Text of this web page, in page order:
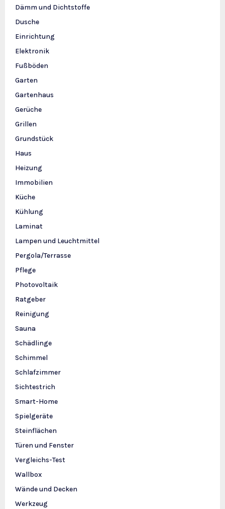
Dämm und Dichtstoffe
Dusche
Einrichtung
Elektronik
Fußböden
Garten
Gartenhaus
Gerüche
Grillen
Grundstück
Haus
Heizung
Immobilien
Küche
Kühlung
Laminat
Lampen und Leuchtmittel
Pergola/Terrasse
Pflege
Photovoltaik
Ratgeber
Reinigung
Sauna
Schädlinge
Schimmel
Schlafzimmer
Sichtestrich
Smart-Home
Spielgeräte
Steinflächen
Türen und Fenster
Vergleichs-Test
Wallbox
Wände und Decken
Werkzeug